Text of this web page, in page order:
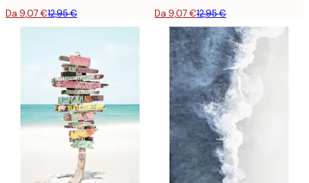
Da 9,07 €12,95 € Da 9,07 €12,95 €